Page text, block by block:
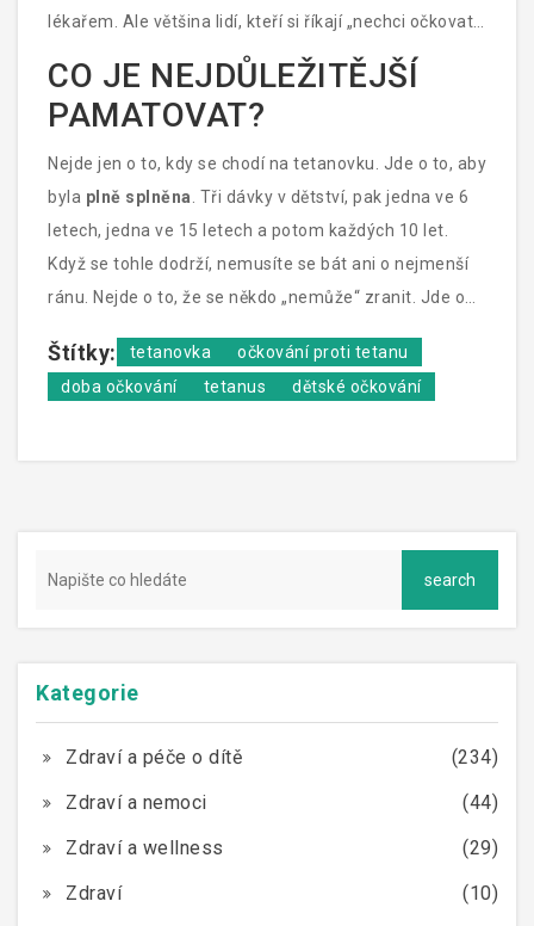
lékařem. Ale většina lidí, kteří si říkají „nechci očkovat“,
dělá to z neznalosti. Neexistuje důkaz, že by
tetanovka způsobovala autismus, autoimunitní
onemocnění nebo jiné dlouhodobé problémy. Všechny
takové tvrzení byly vědecky vyvráceny. Očkování proti
tetanu je jedna z nejčistších a nejbezpečnějších
lékařských intervencí v historii medicíny.
CO JE NEJDŮLEŽITĚJŠÍ
PAMATOVAT?
Nejde jen o to, kdy se chodí na tetanovku. Jde o to, aby
byla plně splněna. Tři dávky v dětství, pak jedna ve 6
letech, jedna ve 15 letech a potom každých 10 let.
Když se tohle dodrží, nemusíte se bát ani o nejmenší
ránu. Nejde o to, že se někdo „nemůže“ zranit. Jde o
Očkování proti tetanu je jedna z těch mála věcí, které
můžete udělat pro své dítě - a pro sebe - a která vás
Štítky: tetanovka
očkování proti tetanu
doba očkování
tetanus dětské očkování
Kategorie
Zdraví a péče o dítě
(234)
Zdraví a nemoci
(44)
Zdraví a wellness
(29)
Zdraví
(10)